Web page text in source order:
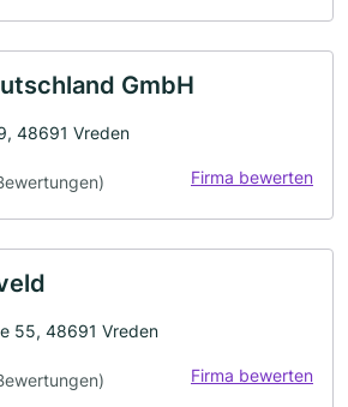
GmbH
48691 Vreden
Firma bewerten
55, 48691 Vreden
Firma bewerten